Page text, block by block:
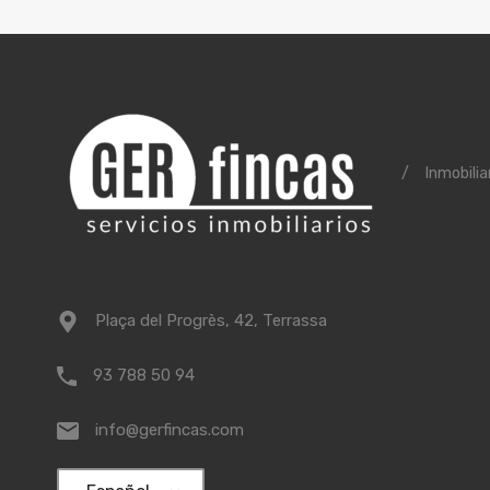
/
Plaça del Progrès, 42, Terrassa
93 788 50 94
info@gerfincas.com